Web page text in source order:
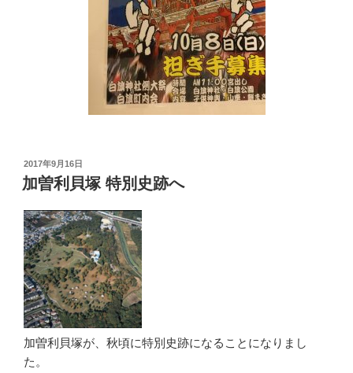
投
稿
日:
2017年9月16日
加曽利貝塚 特別史跡へ
加曽利貝塚が、秋頃に特別史跡になることになりまし
た。